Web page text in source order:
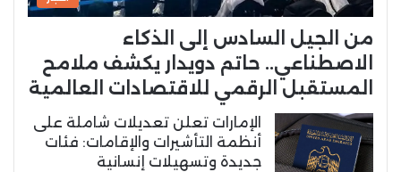
من الجيل السادس إلى الذكاء
الاصطناعي.. حاتم دويدار يكشف ملامح
المستقبل الرقمي للاقتصادات العالمية
الإمارات تعلن تعديلات شاملة على
أنظمة التأشيرات والإقامات: فئات
جديدة وتسهيلات إنسانية